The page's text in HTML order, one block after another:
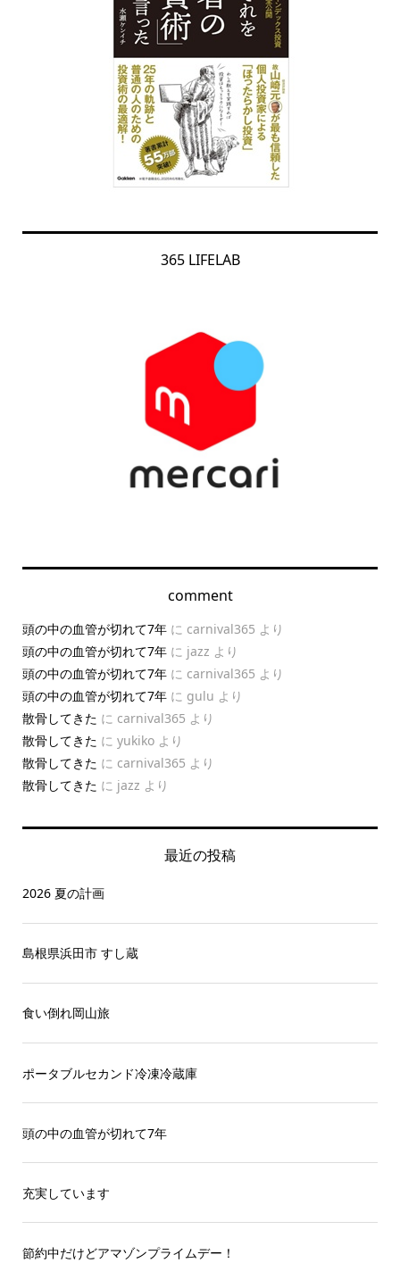
365 LIFELAB
comment
頭の中の血管が切れて7年に carnival365 より
頭の中の血管が切れて7年に jazz より
頭の中の血管が切れて7年に carnival365 より
頭の中の血管が切れて7年に gulu より
散骨してきた に carnival365 より
散骨してきた に yukikoより
散骨してきた に carnival365 より
散骨してきた に jazz より
最近の投稿
2026 夏の計画
島根県浜田市 すし蔵
食い倒れ岡山旅
ポータブルセカンド冷凍冷蔵庫
頭の中の血管が切れて7年
充実しています
節約中だけどアマゾンプライムデー！